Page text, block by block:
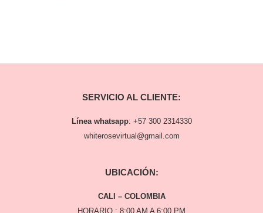
SERVICIO AL CLIENTE:
Línea whatsapp: +57 300 2314330
whiterosevirtual@gmail.com
UBICACIÓN:
CALI – COLOMBIA
HORARIO : 8:00 AM A 6:00 PM